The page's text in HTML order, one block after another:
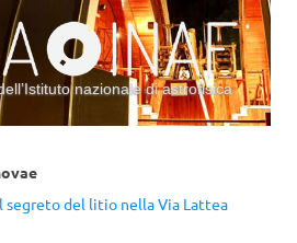
nazionale di astrofisica
segreto del litio nella Via Lattea